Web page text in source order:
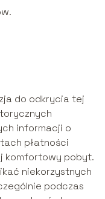
do odkrycia tej
informacji o
płatności
komfortowy pobyt.
niekorzystnych
podczas